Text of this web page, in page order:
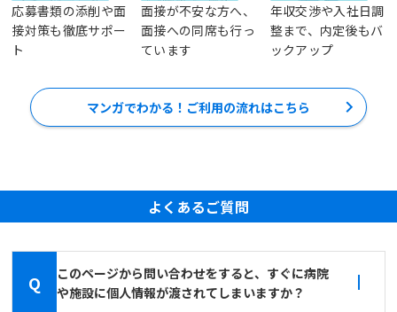
応募書類の添削や面
接対策も徹底サポー
ト
面接が不安な方へ、
面接への同席も行っ
ています
年収交渉や入社日調
整まで、内定後もバ
ックアップ
マンガでわかる！ご利用の流れはこちら
よくあるご質問
Q
このページから問い合わせをすると、すぐに病院
や施設に個人情報が渡されてしまいますか？